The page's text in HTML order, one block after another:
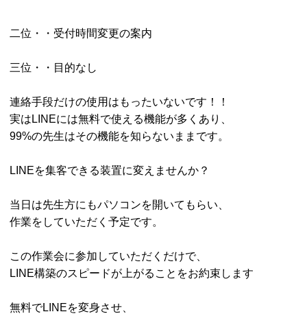
二位・・受付時間変更の案内
三位・・目的なし
連絡手段だけの使用はもったいないです！！
実はLINEには無料で使える機能が多くあり、
99%の先生はその機能を知らないままです。
LINEを集客できる装置に変えませんか？
当日は先生方にもパソコンを開いてもらい、
作業をしていただく予定です。
この作業会に参加していただくだけで、
LINE構築のスピードが上がることをお約束します
無料でLINEを変身させ、